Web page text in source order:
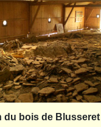
du bois de Blusseret